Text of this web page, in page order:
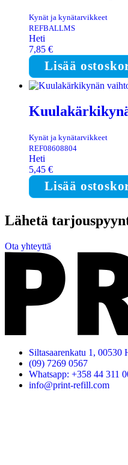
Kynät ja kynätarvikkeet
REFBALLMS
Heti
7,85 €
Lisää
Kynät ja kynätarvikkeet
REF08608804
Heti
5,45 €
Lisää
Lähetä
Ota yhteyttä
Siltasaarenkatu 1,
(09) 7269 0567
Whatsapp: +358 44 311
info@print-refill.com